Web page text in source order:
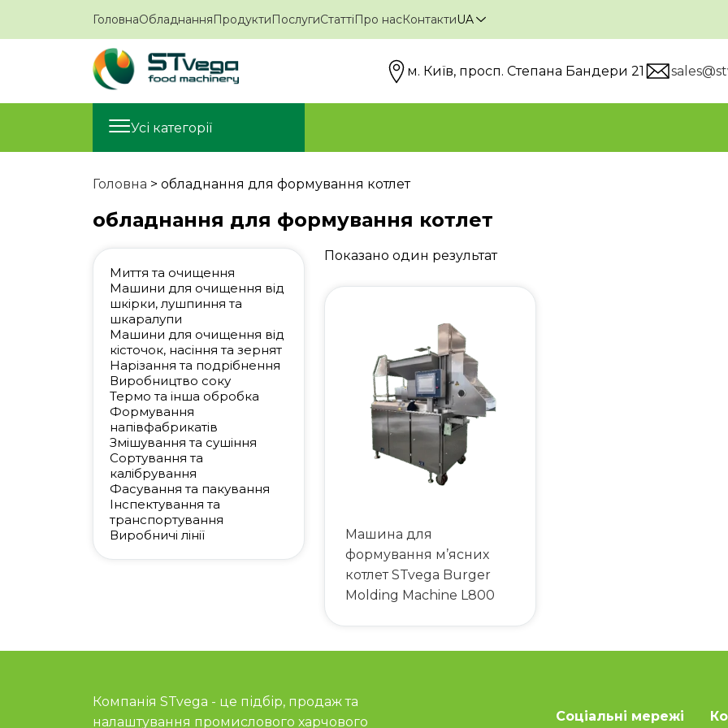
ГоловнаОбладнанняПродуктиПослугиСтаттіПро насКонтактиUA
м. Київ, просп. Степана Бандери 21
Усі категорії
Головна > обладнання для формування котлет
обладнання для формування котлет
Показано один результат
Машина для
формування м’ясних
котлет STvega Burger
Molding Machine L800
Миття та очищення
Машини для очищення від
шкірки, лушпиння та
шкаралупи
Машини для очищення від
кісточок, насіння та зернят
Нарізання та подрібнення
Виробництво соку
Термо та інша обробка
Формування
напівфабрикатів
Змішування та сушіння
Сортування та
калібрування
Фасування та пакування
Інспектування та
транспортування
Виробничі лінії
Компанія STvega - це підбір, продаж та
налаштування промислового харчового
Соціальні мережі